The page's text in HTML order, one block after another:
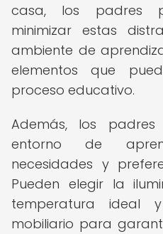
casa, los padres
minimizar estas
ambiente de
elementos que
proceso educativo.
Además, los
entorno de
necesidades y
Pueden elegir la
temperatura ideal
mobiliario para